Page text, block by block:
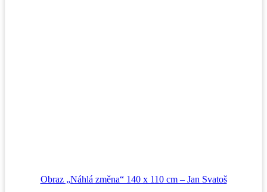
Obraz „Náhlá změna“ 140 x 110 cm – Jan Svatoš